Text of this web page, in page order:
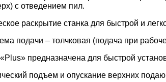
с отведением пил.
раскрытие станка для быстрой и
подачи – толчковая (подача при
Plus» предназначена для быстрой
подъем и опускание верхних